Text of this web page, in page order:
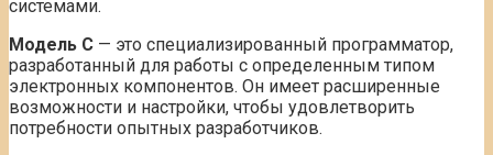
системами.
Модель C — это специализированный программатор,
разработанный для работы с определенным типом
электронных компонентов. Он имеет расширенные
возможности и настройки, чтобы удовлетворить
потребности опытных разработчиков.